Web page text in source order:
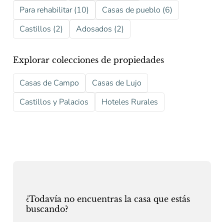
Para rehabilitar (10)
Casas de pueblo (6)
Castillos (2)
Adosados (2)
Explorar colecciones de propiedades
Casas de Campo
Casas de Lujo
Castillos y Palacios
Hoteles Rurales
¿Todavía no encuentras la casa que estás
buscando?